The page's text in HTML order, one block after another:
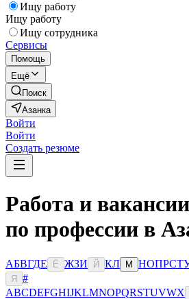
Ищу работу
Ищу работу
Ищу сотрудника
Сервисы
Помощь
Ещё
Поиск
Азанка
Войти
Войти
Создать резюме
Работа и вакансии
по профессии в
АБВГДЕ Ё ЖЗИ Й КЛ М НОПРСТ
Я
#
ABCDEFGHIJKLMNOPQRSTUVWX